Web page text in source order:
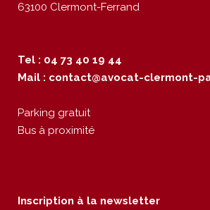
63100 Clermont-Ferrand
Tel : 04 73 40 19 44
Mail : contact@avocat-clermont-
Parking gratuit
Bus à proximité
Inscription à la newsletter